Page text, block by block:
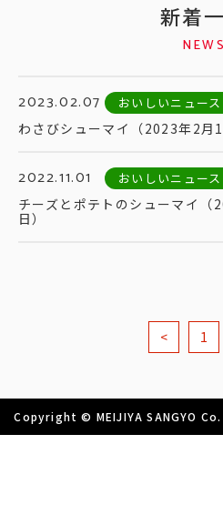
新着
NEWS
2023.02.07 おいしいニュース
わさびシューマイ（2023年2月1
2022.11.01 おいしいニュース
チーズとポテトのシューマイ
日）
< 1
Copyright © MEIJIYA SANGYO Co.